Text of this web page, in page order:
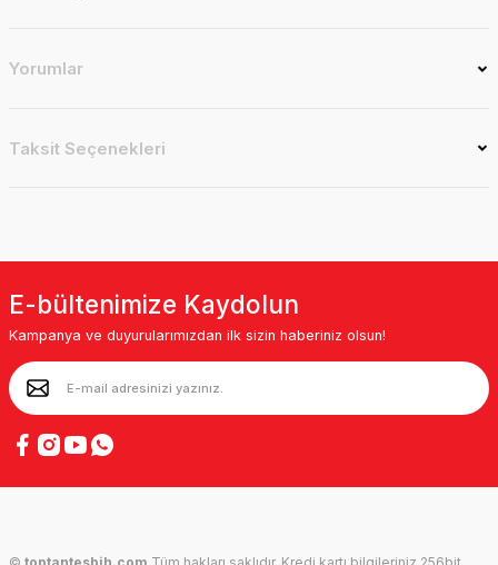
Yorumlar
Taksit Seçenekleri
E-bültenimize Kaydolun
Kampanya ve duyurularımızdan ilk sizin haberiniz olsun!